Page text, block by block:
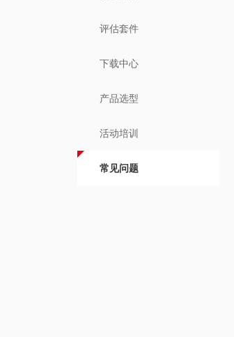
评估套件
下载中心
产品选型
活动培训
常见问题